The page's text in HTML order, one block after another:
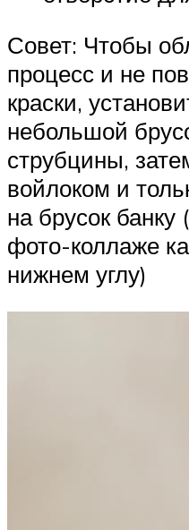
Совет: Чтобы
процесс и не
краски,
небольшой
струбцины,
войлоком и
на брусок
фото-коллаже
нижнем углу)